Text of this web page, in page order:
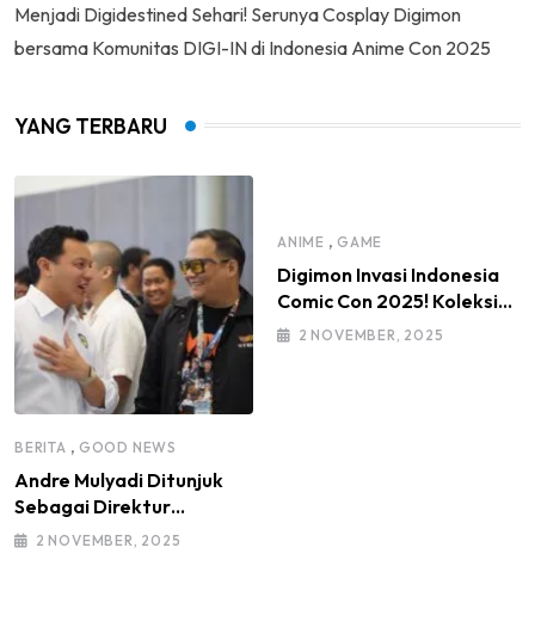
Menjadi Digidestined Sehari! Serunya Cosplay Digimon
bersama Komunitas DIGI-IN di Indonesia Anime Con 2025
YANG TERBARU
BERITA , GOOD NEWS
Andre Mulyadi Ditunjuk
Sebagai Direktur
Modifikasi dan Kendaraan
2 NOVEMBER, 2025
ANIME , GAME
Digimon Invasi Indonesia
Comic Con 2025! Koleksi
Mainan Komunitas DIGI-IN
2 NOVEMBER, 2025